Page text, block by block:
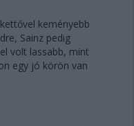
keményebb
Sainz pedig
volt lassabb, mint
egy jó körön van